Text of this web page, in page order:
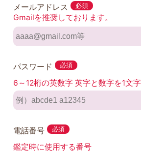
メールアドレス 必須
Gmailを推奨しております。
パスワード 必須
6～12桁の英数字 英字と数字を1文
電話番号 必須
鑑定時に使用する番号